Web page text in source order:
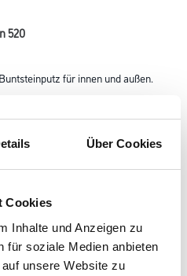
Über Cookies
Cookies
Inhalte und Anzeigen zu
für soziale Medien anbieten
unsere Website zu
520
für innen und außen.